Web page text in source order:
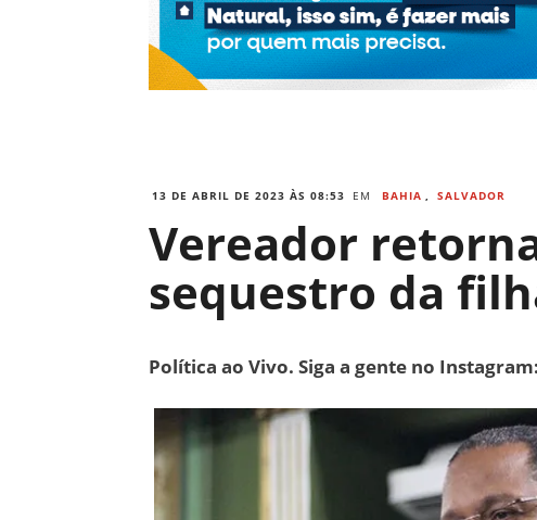
13 DE ABRIL DE 2023 ÀS 08:53 EM BAHIA , SALVADOR
Vereador
sequestro da
Política ao Vivo. Siga a gente no Instagram: